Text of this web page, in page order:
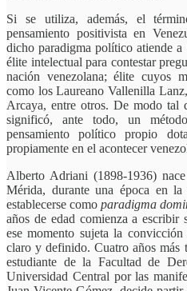
Si se utiliza, además, el
pensamiento positivista en
dicho paradigma político atiende a
élite intelectual para contestar
nación venezolana; élite cuyos
como los Laureano Vallenilla
Arcaya, entre otros. De modo tal
significó, ante todo, un
pensamiento político propio
propiamente en el acontecer
Alberto Adriani (1898-1936)
Mérida, durante una época en
establecerse como paradigma
años de edad comienza a
ese momento sujeta la
claro y definido. Cuatro años más
estudiante de la Facultad de
Universidad Central por las